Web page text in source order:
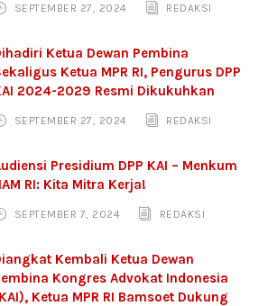
SEPTEMBER 27, 2024 REDAKSI
Ketua Dewan Pembina
Ketua MPR RI, Pengurus DPP
2024-2029 Resmi Dikukuhkan
SEPTEMBER 27, 2024 REDAKSI
Presidium DPP KAI – Menkum
RI: Kita Mitra Kerja!
SEPTEMBER 7, 2024 REDAKSI
Kembali Ketua Dewan
Kongres Advokat Indonesia
Ketua MPR RI Bamsoet Dukung